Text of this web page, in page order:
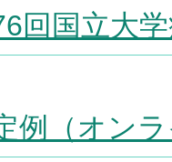
国立大
例（オン